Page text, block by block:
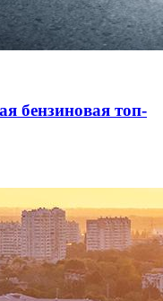
бензиновая топ-